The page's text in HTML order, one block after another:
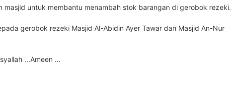
masjid untuk membantu menambah stok barangan di gerobok rezeki.
gerobok rezeki Masjid Al-Abidin Ayer Tawar dan Masjid An-Nur
...Ameen ...